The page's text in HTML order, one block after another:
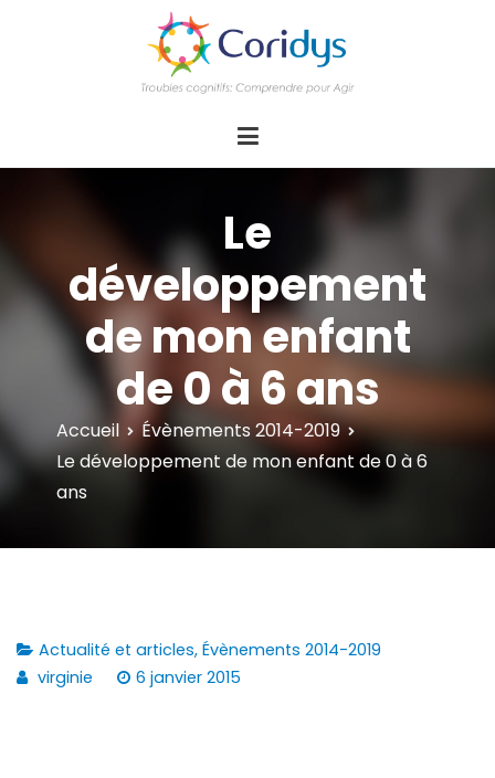
d'actions Information Accompagnement
Innovation/E­xpertise Formations autour des
Le
développement
de mon enfant
de 0 à 6 ans
Accueil
Évènements 2014-2019
Le développement de mon enfant de 0 à 6
ans
Actualité et articles, Évènements 2014-2019
virginie
6 janvier 2015